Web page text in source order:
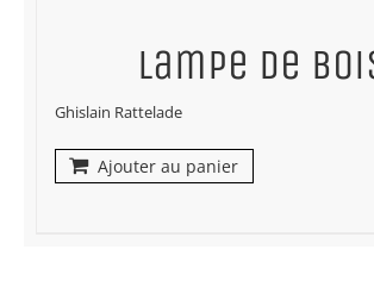
Lampe de
Ghislain Rattelade
Ajouter au panier